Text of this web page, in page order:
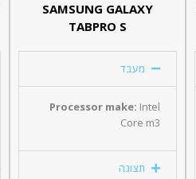
SAMSUNG GALAXY
TABPRO S
מעבד
Processor make: Intel
Core m3
תצוגה